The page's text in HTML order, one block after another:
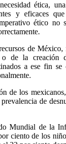
ética,
y eficaces
ético
de México,
de la creación
a ese fin
de los
de
Mundial de la
ciento de los